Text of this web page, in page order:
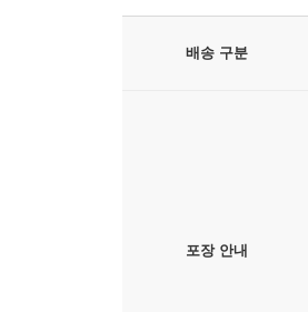
배송 구분
포장 안내